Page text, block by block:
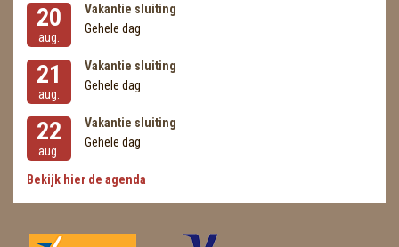
TELEFOON KOORDEN
THEELICHTEN
VLINDERS
WIEROOK, OLIE & TOEBEHOREN
ZAKJES WATER ELIXERS
20
aug.
Vakantie sluiting
Gehele dag
21
aug.
Vakantie sluiting
Gehele dag
22
aug.
Vakantie sluiting
Gehele dag
Bekijk hier de agenda